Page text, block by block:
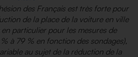
des Français est très forte pour
de la place de la voiture en ville
en particulier pour les mesures de
à 79 % en fonction des sondages),
au sujet de la réduction de la